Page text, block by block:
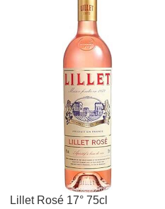
Lillet Rosé 17° 75cl